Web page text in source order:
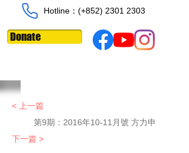
Hotline：​​(+852) 2301 2303
Donate
< 上一篇
第9期：2016年10-11月號 方力申
下一篇 >